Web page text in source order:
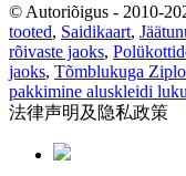
© Autoriõigus - 2010-
tooted, Saidikaart,
rõivaste jaoks,
jaoks, Tõmblukuga
pakkimine aluskleidi
法律声明及隐私政策